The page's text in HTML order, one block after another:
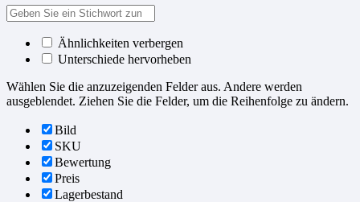
Ähnlichkeiten verbergen
Unterschiede hervorheben
Wählen Sie die anzuzeigenden Felder aus. Andere werden
ausgeblendet. Ziehen Sie die Felder, um die Reihenfolge zu ändern.
Bild
SKU
Bewertung
Preis
Lagerbestand